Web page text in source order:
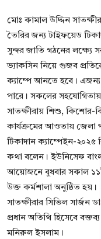
জাতীয়
রাজনীতি
মোঃ কামাল উদ্দিন
তৈরির জন্য টাইফয়েড
সুন্দর জাতি গঠনের লক্ষ্যে
ভ্যাকসিন নিয়ে গুজব
ক্যাম্পে আনতে হবে। এজন্য
পারে। সকলের
সাতক্ষীরায় শিশু, কিশোর-
কার্যক্রমের আওতায় জেলা
টিকাদান ক্যাম্পেইন-২০২৫
কথা বলেন। ইউনিসেফ
আয়োজনে বুধবার সকাল
উক্ত কর্মশালা অনুষ্ঠিত হয়।
সাতক্ষীরার সিভিল সার্জন
প্রধান অতিথি হিসেবে
মনিরুল ইসলাম।